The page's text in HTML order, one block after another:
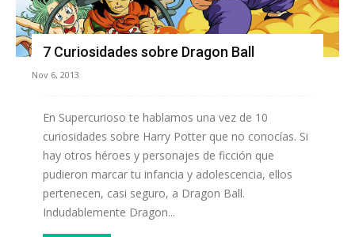
7 Curiosidades sobre Dragon Ball
Nov 6, 2013
En Supercurioso te hablamos una vez de 10
curiosidades sobre Harry Potter que no conocías. Si
hay otros héroes y personajes de ficción que
pudieron marcar tu infancia y adolescencia, ellos
pertenecen, casi seguro, a Dragon Ball.
Indudablemente Dragon...